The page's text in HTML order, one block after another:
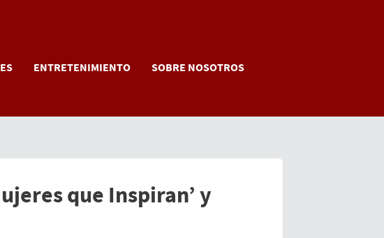
ENTRETENIMIENTO SOBRE NOSOTROS
que Inspiran’ y